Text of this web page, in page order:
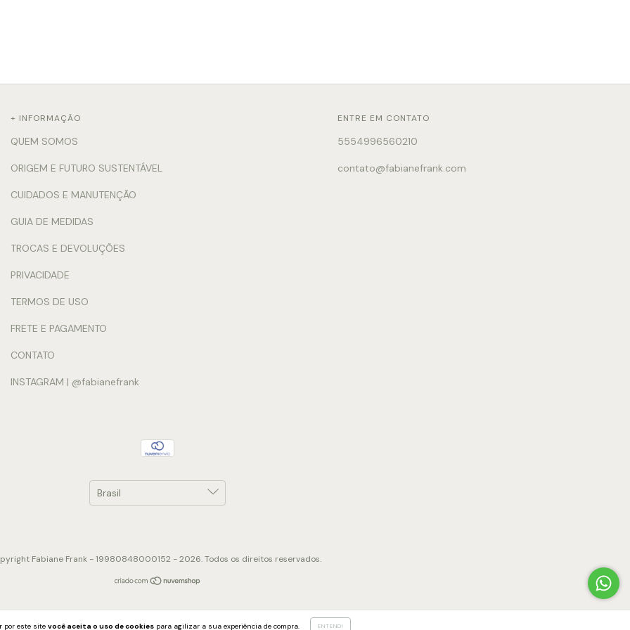
por este site você aceita o uso de cookies para agilizar a sua experiência de compra. ENTENDI
+ INFORMAÇÃO
QUEM SOMOS
ORIGEM E FUTURO SUSTENTÁVEL
CUIDADOS E MANUTENÇÃO
GUIA DE MEDIDAS
TROCAS E DEVOLUÇÕES
PRIVACIDADE
TERMOS DE USO
FRETE E PAGAMENTO
CONTATO
INSTAGRAM | @fabianefrank
ENTRE EM CONTATO
5554996560210
contato@fabianefrank.com
Fabiane Frank - 19980848000152 - 2026. Todos os direitos reservados.